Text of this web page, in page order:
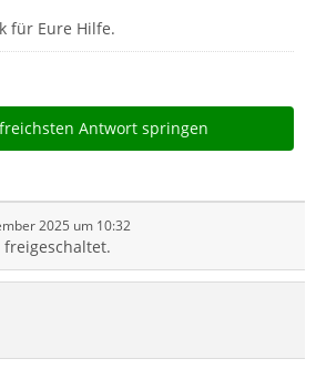
für Eure Hilfe.
Antwort springen
2025 um 10:32
freigeschaltet.